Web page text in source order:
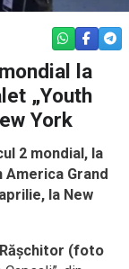
WHATSAPP
la
„Youth
York
2 mondial, la
Grand
la New
(foto